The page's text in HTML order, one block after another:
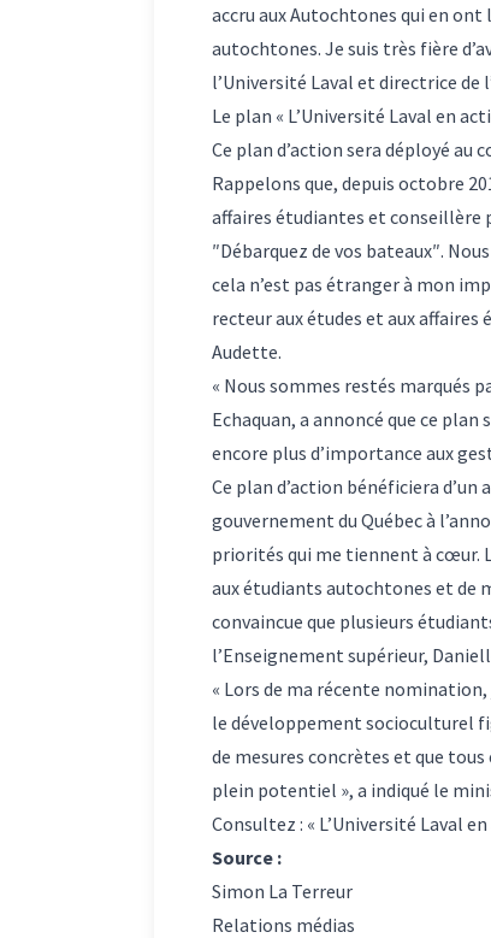
accru aux Autochtones qui en
autochtones. Je suis très fière
l’Université Laval et directrice
Le plan « L’Université Laval en
Ce plan d’action sera déployé au
Rappelons que, depuis octobre
affaires étudiantes et conseillère
″Débarquez de vos bateaux″.
cela n’est pas étranger à mon
recteur aux études et aux
Audette.
« Nous sommes restés marqués
Echaquan, a annoncé que ce
encore plus d’importance aux
Ce plan d’action bénéficiera
gouvernement du Québec à
priorités qui me tiennent à cœur.
aux étudiants autochtones et de
convaincue que plusieurs
l’Enseignement supérieur,
« Lors de ma récente
le développement socioculturel
de mesures concrètes et que
plein potentiel », a indiqué le
Consultez : « L’Université Laval
Source :
Simon La Terreur
Relations médias